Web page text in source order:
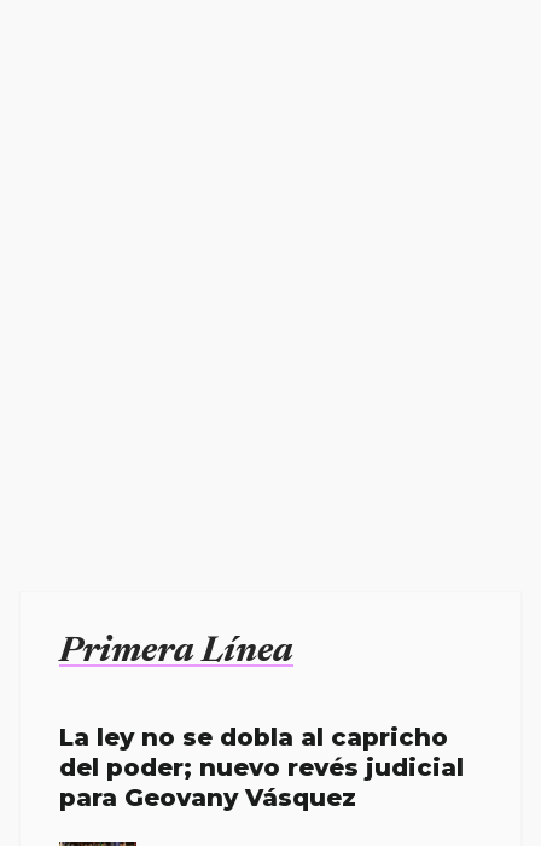
Primera Línea
La ley no se dobla al capricho
del poder; nuevo revés judicial
para Geovany Vásquez